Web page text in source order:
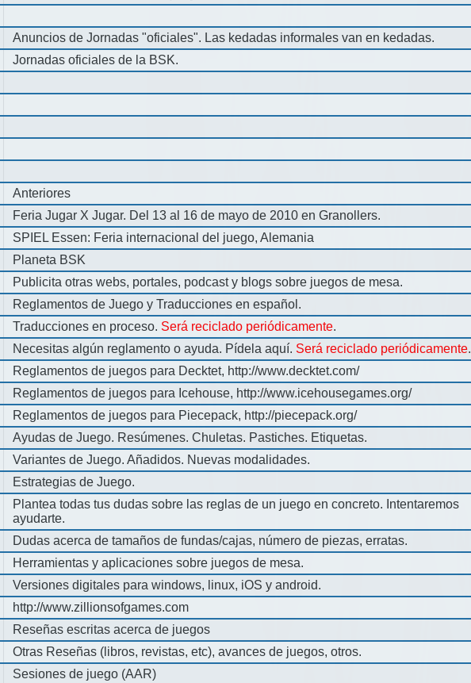
Anuncios de Jornadas "oficiales". Las kedadas informales van en kedadas.
Jornadas oficiales de la BSK.
Anteriores
Feria Jugar X Jugar. Del 13 al 16 de mayo de 2010 en Granollers.
SPIEL Essen: Feria internacional del juego, Alemania
Planeta BSK
Publicita otras webs, portales, podcast y blogs sobre juegos de mesa.
Reglamentos de Juego y Traducciones en español.
Traducciones en proceso. Será reciclado periódicamente.
Necesitas algún reglamento o ayuda. Pídela aquí. Será reciclado periódicamente.
Reglamentos de juegos para Decktet, http://www.decktet.com/
Reglamentos de juegos para Icehouse, http://www.icehousegames.org/
Reglamentos de juegos para Piecepack, http://piecepack.org/
Ayudas de Juego. Resúmenes. Chuletas. Pastiches. Etiquetas.
Variantes de Juego. Añadidos. Nuevas modalidades.
Estrategias de Juego.
Plantea todas tus dudas sobre las reglas de un juego en concreto. Intentaremos
ayudarte.
Dudas acerca de tamaños de fundas/cajas, número de piezas, erratas.
Herramientas y aplicaciones sobre juegos de mesa.
Versiones digitales para windows, linux, iOS y android.
http://www.zillionsofgames.com
Reseñas escritas acerca de juegos
Otras Reseñas (libros, revistas, etc), avances de juegos, otros.
Sesiones de juego (AAR)